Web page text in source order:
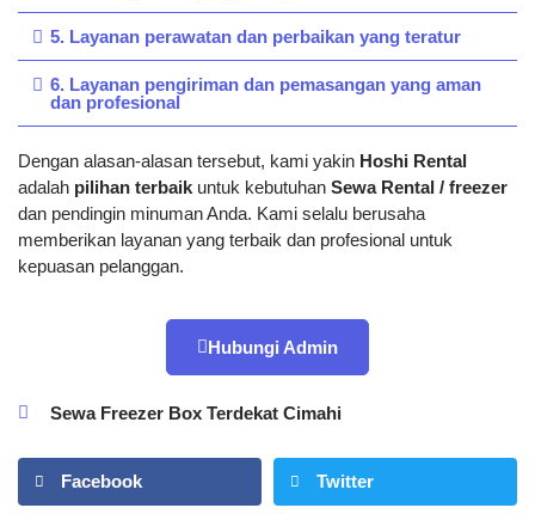
5. Layanan perawatan dan perbaikan yang teratur
6. Layanan pengiriman dan pemasangan yang aman
dan profesional
Dengan alasan-alasan tersebut, kami yakin Hoshi Rental
adalah pilihan terbaik untuk kebutuhan Sewa Rental / freezer
dan pendingin minuman Anda. Kami selalu berusaha
memberikan layanan yang terbaik dan profesional untuk
kepuasan pelanggan.
Hubungi Admin
Sewa Freezer Box Terdekat Cimahi
Facebook Twitter